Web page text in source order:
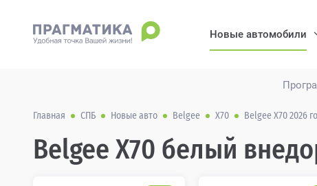
Новые автомобили
Главная СПБ Новые авто Belgee X70 Belgee X70 2026
Belgee X70 белый